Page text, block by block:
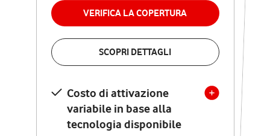
VERIFICA LA COPERTURA
SCOPRI DETTAGLI
Costo di attivazione
variabile in base alla
tecnologia disponibile
permanenza
VERIFICA LA COPERTURA
Costo di attivazione
variabile in base alla
tecnologia disponibile